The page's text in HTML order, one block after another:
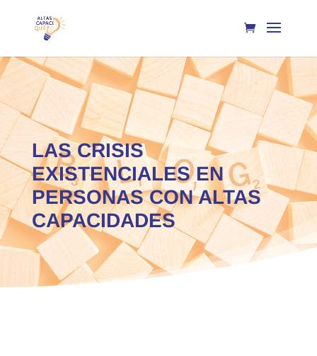
LAS CRISIS
EXISTENCIALES EN
PERSONAS CON ALTAS
CAPACIDADES